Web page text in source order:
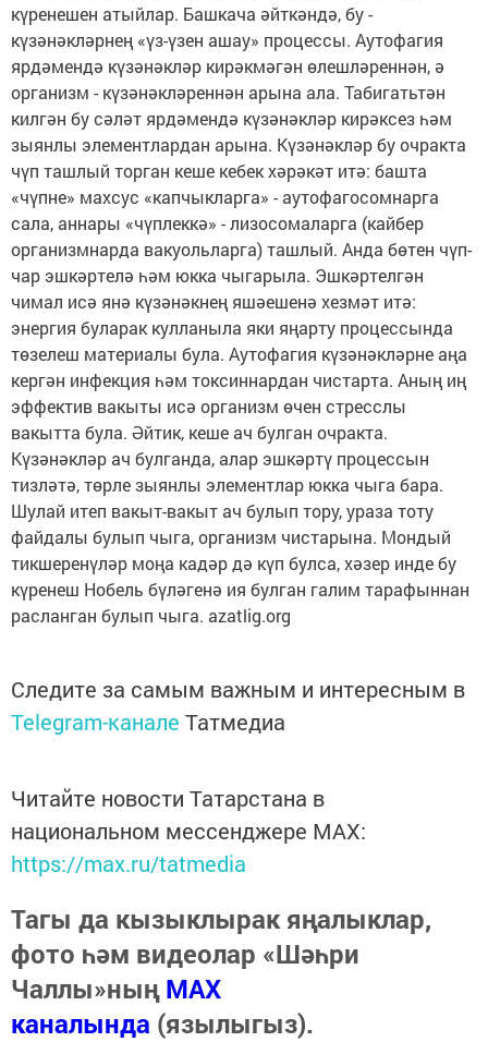
күренешен атыйлар. Башкача әйткәндә, бу -
күзәнәкләрнең «үз-үзен ашау» процессы. Аутофагия
ярдәмендә күзәнәкләр кирәкмәгән өлешләреннән, ә
организм - күзәнәкләреннән арына ала. Табигатьтән
килгән бу сәләт ярдәмендә күзәнәкләр кирәксез һәм
зыянлы элементлардан арына. Күзәнәкләр бу очракта
чүп ташлый торган кеше кебек хәрәкәт итә: башта
«чүпне» махсус «капчыкларга» - аутофагосомнарга
сала, аннары «чүплеккә» - лизосомаларга (кайбер
организмнарда вакуольларга) ташлый. Анда бөтен чүп-
чар эшкәртелә һәм юкка чыгарыла. Эшкәртелгән
чимал исә янә күзәнәкнең яшәешенә хезмәт итә:
энергия буларак кулланыла яки яңарту процессында
төзелеш материалы була. Аутофагия күзәнәкләрне аңа
кергән инфекция һәм токсиннардан чистарта. Аның иң
эффектив вакыты исә организм өчен стресслы
вакытта була. Әйтик, кеше ач булган очракта.
Күзәнәкләр ач булганда, алар эшкәртү процессын
тизләтә, төрле зыянлы элементлар юкка чыга бара.
Шулай итеп вакыт-вакыт ач булып тору, ураза тоту
файдалы булып чыга, организм чистарына. Мондый
тикшеренүләр моңа кадәр дә күп булса, хәзер инде бу
күренеш Нобель бүләгенә ия булган галим тарафыннан
расланган булып чыга. azatlig.org
Следите за самым важным и интересным в
Telegram-канале Татмедиа
Читайте новости Татарстана в
национальном мессенджере MАХ:
https://max.ru/tatmedia
Тагы да кызыклырак яңалыклар,
фото һәм видеолар «Шәһри
Чаллы»ныңMAX
каналында (язылыгыз).